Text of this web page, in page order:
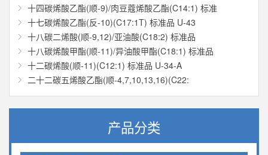
十四碳烯酸乙酯(顺-9)/肉豆蔻烯酸乙酯(C14:1) 标准
十七碳烯酸乙酯(反-10)(C17:1T) 标准品 U-43
十八碳二烯酸(顺-9,12)/亚油酸(C18:2) 标准品
十八碳烯酸甲酯(顺-11)/异油酸甲酯(C18:1) 标准品
十二碳烯酸(顺-11)(C12:1) 标准品 U-34-A
二十二碳五烯酸乙酯(顺-4,7,10,13,16)(C22:
产品分类